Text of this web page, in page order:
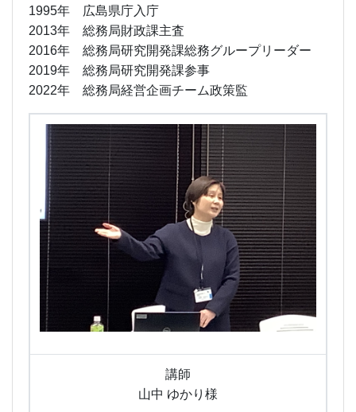
1995年 広島県庁入庁
2013年 総務局財政課主査
2016年 総務局研究開発課総務グループリーダー
2019年 総務局研究開発課参事
2022年 総務局経営企画チーム政策監
講師
山中 ゆかり様